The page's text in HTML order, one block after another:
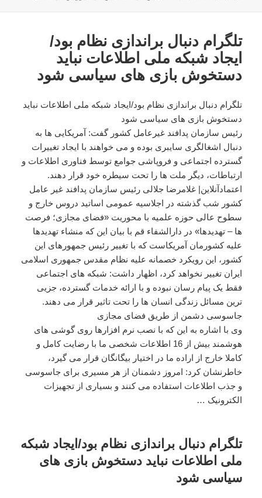
تلگرام دنبال براندازی نظام بود/
ایجاد شبکه ملی اطلاعات نباید
دستخوش بازی های سیاسی شود
تلگرام دنبال براندازی نظام بود/ایجاد شبکه ملی اطلاعات نباید
دستخوش بازی های سیاسی شود
رئیس سازمان پدافند غیرعامل کشور گفت: آمریکایی ها به
دنبال اشغالگری سایبری بوده و می خواهند با ایجاد تغییرات
گسترده اجتماعی و فروپاشی جوامع توسط فناوری اطلاعات و
ارتباطات، دیگر ملت ها را تحت سیطره خود قرار دهند.
اعتمادآنلاین| غلامرضا جلالی رئیس سازمان پدافند غیر عامل
کشور شب گذشته در اجلاسیه عمومی اساتید دروس خارج و
سطوح عالی حوزه علمیه با محوریت «فضای مجازی؛ فرصت
ها – تهدیدها» در دارالشفاء قم با بیان این که منشاء تهدیدها
علیه کشورمان آمریکاست که با تغییر رئیس جمهورهای این
کشور، این رویکرد خصمانه علیه نظام مقدس جمهوری اسلامی
ایران تغییر نخواهد کرد، اظهار داشت: شبکه های اجتماعی
فقط یک پیام رسان نبوده و با ارائه خدمات گسترده، جزیی
ترین مسائل زندگی انسان ها را تحت تاثیر قرار می دهند.
جاسوسی دشمن از طریق فضای مجازی
وی با اشاره به این که با نصب نرم افزارها روی گوشی های
هوشمند بیش از 16 اطلاعات شخصی ما با رضایت کامل و
کاملا خارج از اراده ما در اختیار بیگانگان قرار می گیرد،
خاطرنشان کرد: امروز دشمنان از هر مسیری برای جاسوسی
و جذب اطلاعات استفاده می کنند و بسیاری از تجهیزات
الکترونیک …
تلگرام دنبال براندازی نظام بود/ایجاد شبکه
ملی اطلاعات نباید دستخوش بازی های
سیاسی شود